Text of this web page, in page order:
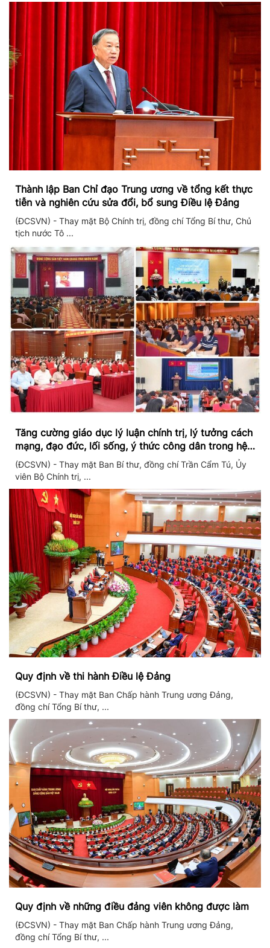
Thành lập Ban Chỉ đạo Trung ương về tổng kết thực
tiễn và nghiên cứu sửa đổi, bổ sung Điều lệ Đảng
(ĐCSVN) - Thay mặt Bộ Chính trị, đồng chí Tổng Bí thư, Chủ
tịch nước Tô ...
Tăng cường giáo dục lý luận chính trị, lý tưởng cách
mạng, đạo đức, lối sống, ý thức công dân trong hệ
thống giáo dục quốc dân
(ĐCSVN) - Thay mặt Ban Bí thư, đồng chí Trần Cẩm Tú, Ủy
viên Bộ Chính trị, ...
Quy định về thi hành Điều lệ Đảng
(ĐCSVN) - Thay mặt Ban Chấp hành Trung ương Đảng,
đồng chí Tổng Bí thư, ...
Quy định về những điều đảng viên không được làm
(ĐCSVN) - Thay mặt Ban Chấp hành Trung ương Đảng,
đồng chí Tổng Bí thư, ...